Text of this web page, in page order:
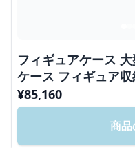
フィギュアケース
ケース フィギュア
¥85,160
商品